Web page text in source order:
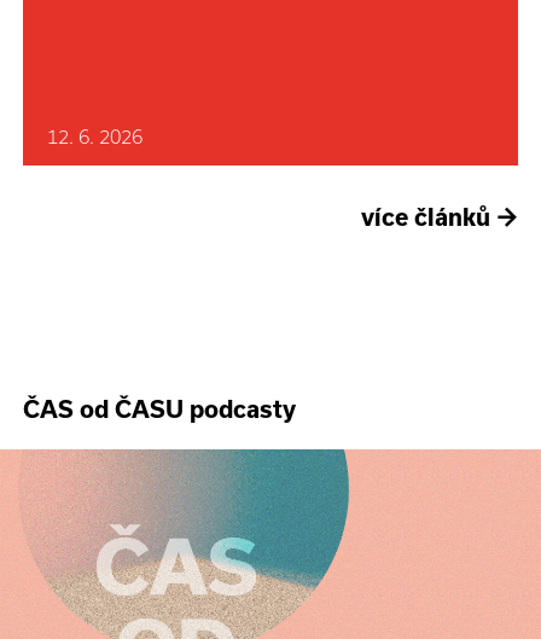
12. 6. 2026
více článků →
ČAS od ČASU podcasty